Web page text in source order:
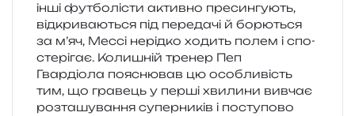
інші фут­бо­лі­сти актив­но пре­син­гу­ють,
від­кри­ва­ю­ться під пере­да­чі й борю­ться
за м’яч, Мессі нерід­ко ходить полем і спо­
сте­рі­гає. Колишній тре­нер Пеп
Гвардіола поясню­вав цю осо­бли­вість
тим, що гра­вець у перші хви­ли­ни вивчає
роз­та­шу­ва­н­ня супер­ни­ків і посту­по­во